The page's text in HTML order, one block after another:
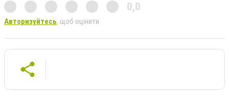
0,0
Авторизуйтесь, щоб оцінити